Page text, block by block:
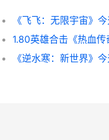
《逆水寒：新世界》